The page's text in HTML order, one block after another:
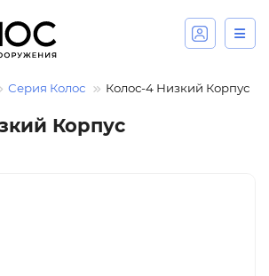
Серия Колос Колос-4 Низкий Корпус
Корпус